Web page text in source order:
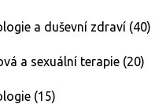
a duševní zdraví (40)
a sexuální terapie (20)
(15)